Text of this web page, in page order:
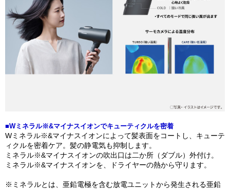
■Wミネラル※&マイナスイオンでキューティクルを密着
Wミネラル※&マイナスイオンによって髪表面をコートし、キューテ
ィクルを密着ケア。髪の静電気も抑制します。
ミネラル※&マイナスイオンの吹出口は二か所（ダブル）外付け。
ミネラル※&マイナスイオンを、ドライヤーの熱から守ります。
※ミネラルとは、亜鉛電極を含む放電ユニットから発生される亜鉛